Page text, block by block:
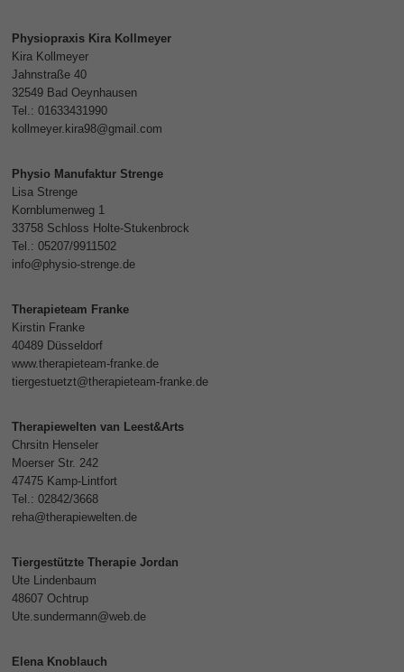
Physiopraxis Kira Kollmeyer
Kira Kollmeyer
Jahnstraße 40
32549 Bad Oeynhausen
Tel.: 01633431990
kollmeyer.kira98@gmail.com
Physio Manufaktur Strenge
Lisa Strenge
Kornblumenweg 1
33758 Schloss Holte-Stukenbrock
Tel.: 05207/9911502
info@physio-strenge.de
Therapieteam Franke
Kirstin Franke
40489 Düsseldorf
www.therapieteam-franke.de
tiergestuetzt@therapieteam-franke.de
Therapiewelten van Leest&Arts
Chrsitn Henseler
Moerser Str. 242
47475 Kamp-Lintfort
Tel.: 02842/3668
reha@therapiewelten.de
Tiergestützte Therapie Jordan
Ute Lindenbaum
48607 Ochtrup
Ute.sundermann@web.de
Elena Knoblauch